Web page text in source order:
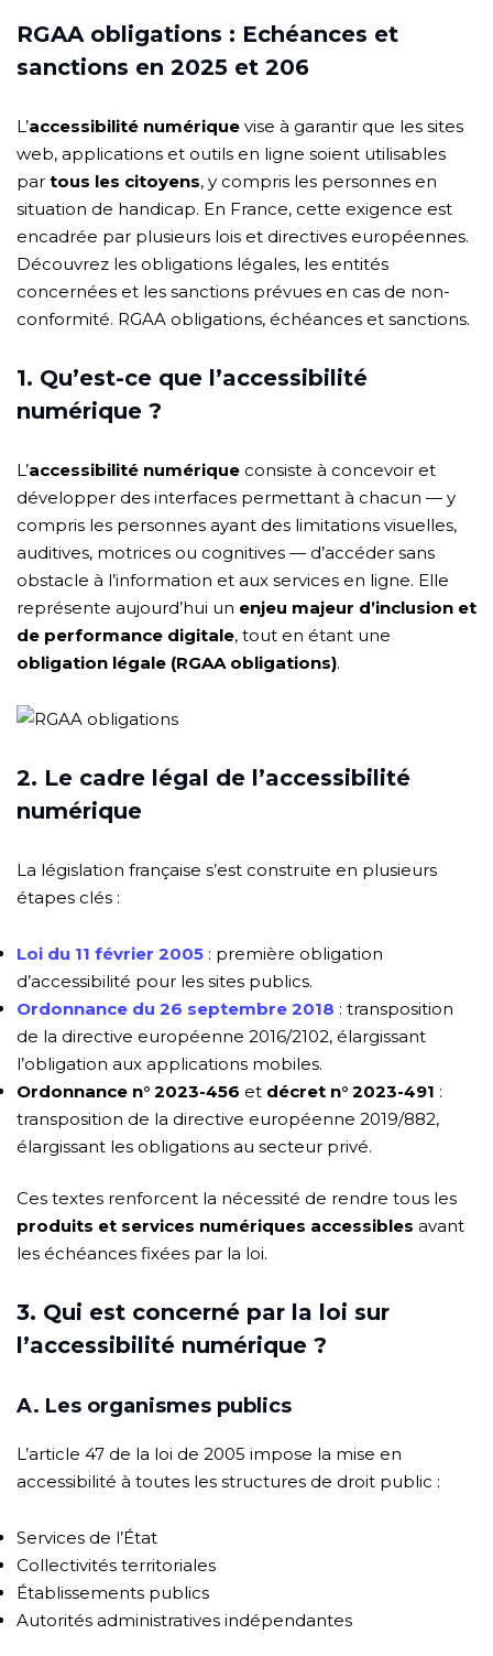
RGAA obligations : Echéances et
sanctions en 2025 et 206
L’accessibilité numérique vise à garantir que les sites
web, applications et outils en ligne soient utilisables
par tous les citoyens, y compris les personnes en
situation de handicap. En France, cette exigence est
encadrée par plusieurs lois et directives européennes.
Découvrez les obligations légales, les entités
concernées et les sanctions prévues en cas de non-
conformité. RGAA obligations, échéances et sanctions.
1. Qu’est-ce que l’accessibilité
numérique ?
L’accessibilité numérique consiste à concevoir et
développer des interfaces permettant à chacun — y
compris les personnes ayant des limitations visuelles,
auditives, motrices ou cognitives — d’accéder sans
obstacle à l’information et aux services en ligne. Elle
représente aujourd’hui un enjeu majeur d’inclusion et
de performance digitale, tout en étant une
obligation légale (RGAA obligations).
2. Le cadre légal de l’accessibilité
numérique
La législation française s’est construite en plusieurs
étapes clés :
Loi du 11 février 2005 : première obligation
d’accessibilité pour les sites publics.
Ordonnance du 26 septembre 2018 : transposition
de la directive européenne 2016/2102, élargissant
l’obligation aux applications mobiles.
Ordonnance n° 2023-456 et décret n° 2023-491 :
transposition de la directive européenne 2019/882,
élargissant les obligations au secteur privé.
Ces textes renforcent la nécessité de rendre tous les
produits et services numériques accessibles avant
les échéances fixées par la loi.
3. Qui est concerné par la loi sur
l’accessibilité numérique ?
A. Les organismes publics
L’article 47 de la loi de 2005 impose la mise en
accessibilité à toutes les structures de droit public :
Services de l’État
Collectivités territoriales
Établissements publics
Autorités administratives indépendantes